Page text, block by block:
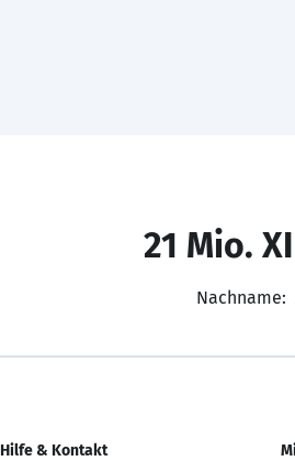
21 Mio.
Nachname:
Hilfe & Kontakt